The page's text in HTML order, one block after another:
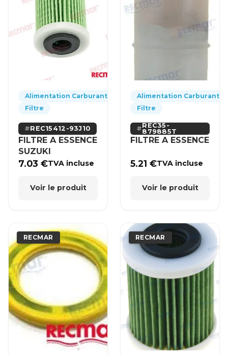
Alimentation Carburant
Filtre
REC15412-93J10
FILTRE A ESSENCE
SUZUKI
7.03€TVA incluse
Voir le produit
Alimentation Carburant
Filtre
REC35-
879885T
FILTRE A ESSENCE
5.21€TVA incluse
Voir le produit
RECMAR RECMAR